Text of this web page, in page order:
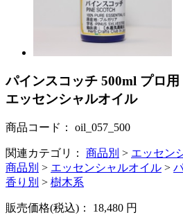
パインスコッチ 500ml プロ
エッセンシャルオイル
商品コード： oil_057_500
関連カテゴリ： 商品別 > エッセン
商品別 > エッセンシャルオイル >
香り別 > 樹木系
販売価格(税込)： 18,480 円